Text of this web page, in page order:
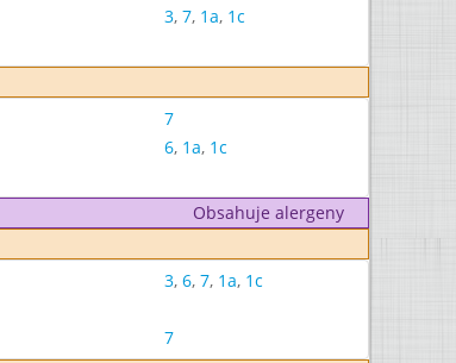
3, 7, 1a, 1c
7
6, 1a, 1c
Obsahuje alergeny
3, 6, 7, 1a, 1c
7